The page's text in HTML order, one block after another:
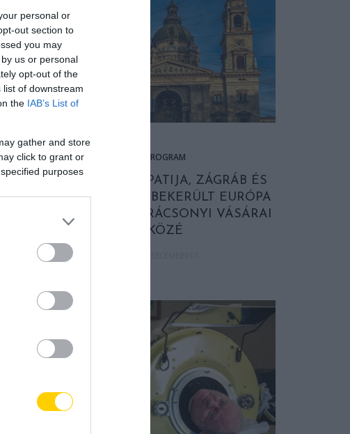
personal or
out section to
you may
us or personal
opt-out of the
of downstream
the IAB’s List of
gather and store
click to grant or
purposes
PROGRAM
BUDAPEST, OPATIJA, ZÁGRÁB ÉS
LJUBLJANA IS BEKERÜLT EURÓPA
LEGSZEBB KARÁCSONYI VÁSÁRAI
KÖZÉ